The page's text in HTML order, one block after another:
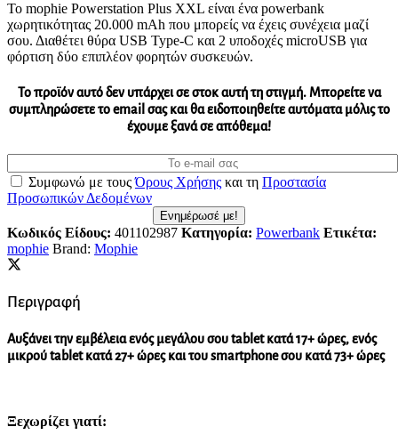
Το mophie Powerstation Plus XXL είναι ένα powerbank
χωρητικότητας 20.000 mAh που μπορείς να έχεις συνέχεια μαζί
σου. Διαθέτει θύρα USB Type-C και 2 υποδοχές microUSB για
φόρτιση δύο επιπλέον φορητών συσκευών.
Το προϊόν αυτό δεν υπάρχει σε στοκ αυτή τη στιγμή. Mπορείτε να
συμπληρώσετε το email σας και θα ειδοποιηθείτε αυτόματα μόλις το
έχουμε ξανά σε απόθεμα!
Συμφωνώ με τουςΌρους Χρήσης και τη Προστασία
Προσωπικών Δεδομένων
Ενημέρωσέ με!
Κωδικός Είδους: 401102987 Κατηγορία: Powerbank Ετικέτα:
mophie Brand: Mophie
Περιγραφή
Αυξάνει την εμβέλεια ενός μεγάλου σου tablet κατά 17+ ώρες, ενός
μικρού tablet κατά 27+ ώρες και του smartphone σου κατά 73+ ώρες
Ξεχωρίζει γιατί: